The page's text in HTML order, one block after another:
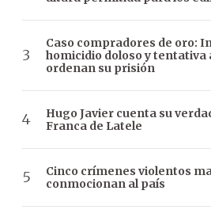
Caso compradores de oro:
homicidio doloso y tentativa
ordenan su prisión
Hugo Javier cuenta su
Franca de Latele
Cinco crímenes violentos
conmocionan al país